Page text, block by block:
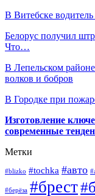
В Витебске
Белорус получил
Что…
В Лепельском
волков и бобров
В Городке при
Изготовление
современные
Метки
#blizko #tochka #авто
#берёза #брест